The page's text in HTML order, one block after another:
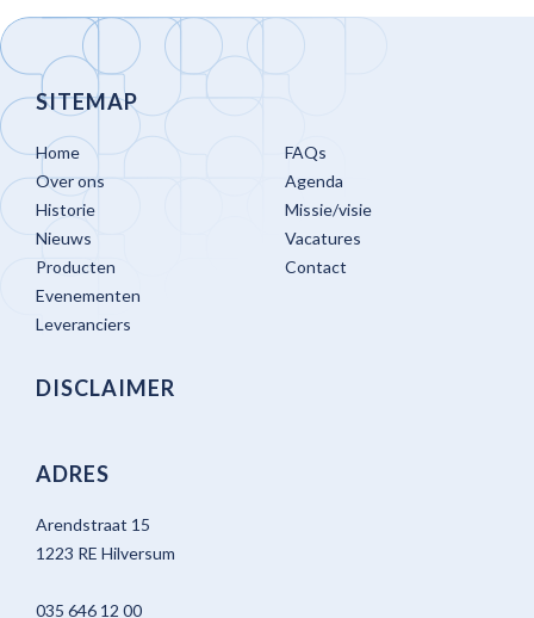
SITEMAP
Home
Over ons
Historie
Nieuws
Producten
Evenementen
Leveranciers
FAQs
Agenda
Missie/visie
Vacatures
Contact
DISCLAIMER
ADRES
Arendstraat 15
1223 RE Hilversum
035 646 12 00